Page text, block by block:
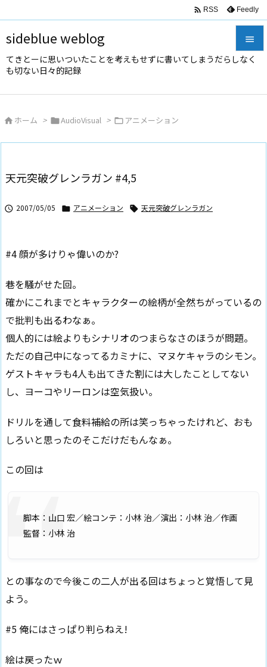
sideblue weblog
てきとーに思いついたことを考えもせずに書いてしまうだらしなく
も切ない日々的記録



 RSS Feedly
 ホーム > AudioVisual > アニメーション
天元突破グレンラガン #4,5
 2007/05/05  アニメーション  天元突破グレンラガン
#4 顔が多けりゃ偉いのか?
巷を騒がせた回。
確かにこれまでとキャラクターの絵柄が全然ちがっているの
で批判も出るわなぁ。
個人的には絵よりもシナリオのつまらなさのほうが問題。
ただの自己中になってるカミナに、マヌケキャラのシモン。
ゲストキャラも4人も出てきた割には大したことしてない
し、ヨーコやリーロンは空気扱い。
ドリルを通して食料補給の所は笑っちゃったけれど、おも
しろいと思ったのそこだけだもんなぁ。
この回は
脚本：山口 宏／絵コンテ：小林 治／演出：小林 治／作画
監督：小林 治
との事なので今後この二人が出る回はちょっと覚悟して見
よう。
#5 俺にはさっぱり判らねえ!
絵は戻ったｗ